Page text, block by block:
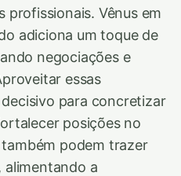
profissionais. Vênus em
adiciona um toque de
negociações e
essas
para concretizar
posições no
podem trazer
alimentando a